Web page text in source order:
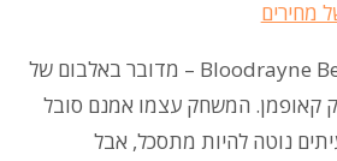
מחירים
Bloodrayne
– מדובר באלבום של
קאופמן. המשחק עצמו אמנם סובל
נוטה להיות מתסכל, אבל